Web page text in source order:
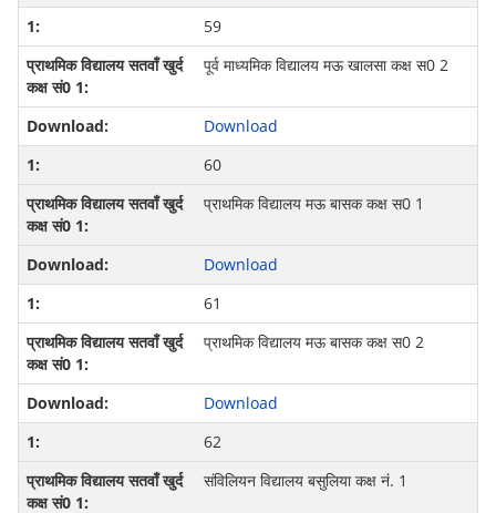
59
पूर्व माध्‍यमिक विद्यालय मऊ खालसा कक्ष स0 2
Download
60
प्राथमिक विद्यालय मऊ बासक कक्ष स0 1
Download
61
प्राथमिक विद्यालय मऊ बासक कक्ष स0 2
Download
62
संविलियन विद्यालय बसुलिया कक्ष नं. 1